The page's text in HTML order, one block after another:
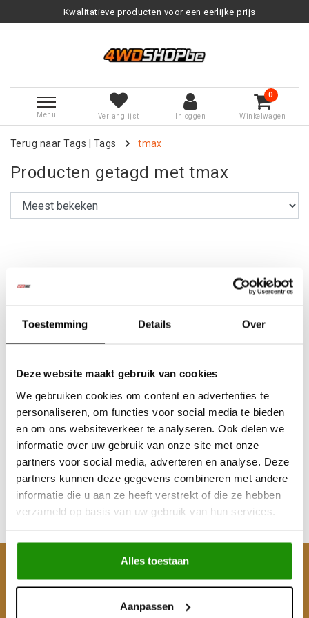
Toestemming Details Over
Deze website maakt gebruik van cookies
We gebruiken cookies om content en advertenties te
personaliseren, om functies voor social media te bieden
en om ons websiteverkeer te analyseren. Ook delen we
informatie over uw gebruik van onze site met onze
partners voor social media, adverteren en analyse. Deze
partners kunnen deze gegevens combineren met andere
informatie die u aan ze heeft verstrekt of die ze hebben
verzameld op basis van uw gebruik van hun services.
Alles toestaan
Aanpassen
Kwalitatieve producten voor een eerlijke prijs
Menu Verlanglijst Inloggen
0
Winkelwagen
Terug naar Tags Tags tmax
Producten getagd met tmax
160 Liter Compressor
€150,41
Excl. btw
Incl. btw
72 Liter Compressor
€90,08
Excl. btw
Incl. btw